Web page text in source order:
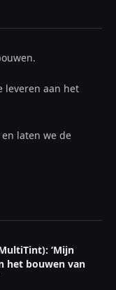
leveren aan het
laten we de
‘Mijn
het bouwen van